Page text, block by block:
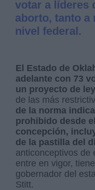
votar a líderes
aborto, tanto a
nivel federal.
El Estado de
adelante con 73
un proyecto de
de las más
de la norma
prohibido desde
concepción,
de la pastilla del
anticonceptivos de
entre en vigor,
gobernador del
Stitt.